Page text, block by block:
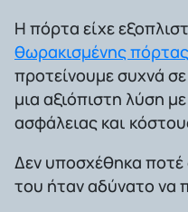
Η πόρτα είχε
θωρακισμένης πόρτας
προτείνουμε συχνά
μια αξιόπιστη λύση
ασφάλειας και
Δεν υποσχέθηκα ποτέ
του ήταν αδύνατο να